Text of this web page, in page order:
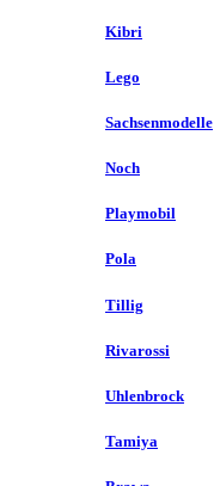
Kibri
Lego
Sachsenmodelle
Noch
Playmobil
Pola
Tillig
Rivarossi
Uhlenbrock
Tamiya